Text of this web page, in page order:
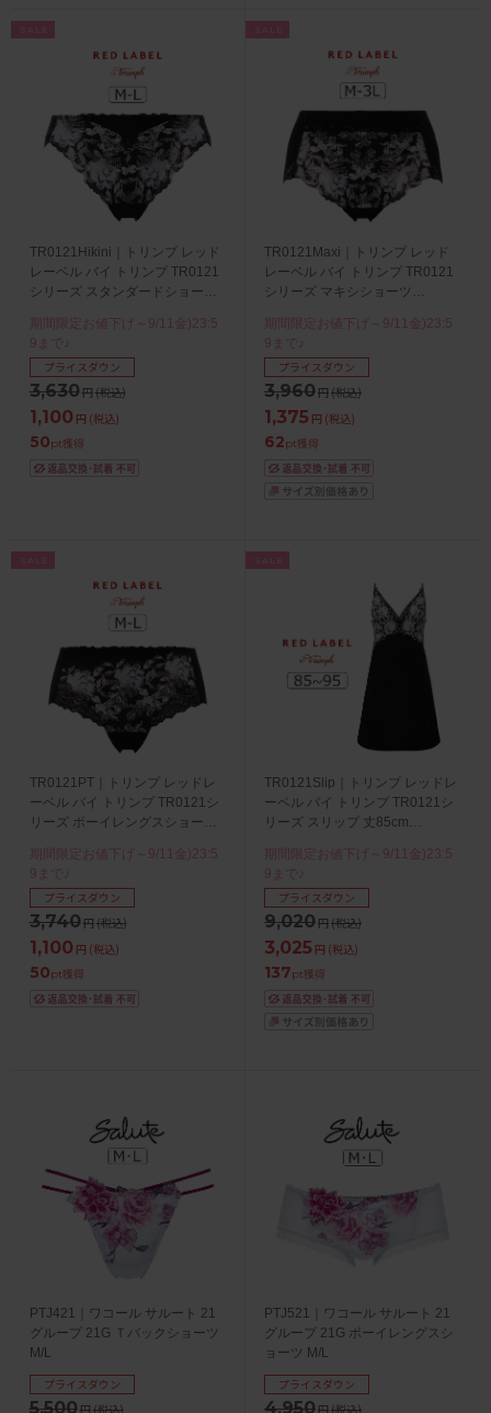
SALE
TR0121Hikini｜トリンプ レッド
レーベル バイ トリンプ TR0121
シリーズ スタンダードショーツ
期間限定お値下げ～9/11金)23:5
9まで♪
3,630円(税込)
プライスダウン
1,100 円 (税込)
50pt獲得
SALE
TR0121Maxi｜トリンプ レッド
レーベル バイ トリンプ TR0121
シリーズ マキシショーツ
期間限定お値下げ～9/11金)23:5
9まで♪
3,960円(税込)
プライスダウン
1,375 円 (税込)
62pt獲得
SALE
TR0121PT｜トリンプ レッドレ
ーベル バイ トリンプ TR0121シ
リーズ ボーイレングスショーツ
期間限定お値下げ～9/11金)23:5
9まで♪
3,740円(税込)
プライスダウン
1,100 円 (税込)
50pt獲得
SALE
TR0121Slip｜トリンプ レッドレ
ーベル バイ トリンプ TR0121シ
リーズ スリップ 丈85cm
期間限定お値下げ～9/11金)23:5
9まで♪
9,020円(税込)
プライスダウン
3,025 円 (税込)
137pt獲得
PTJ421｜ワコール サルート 21
グループ 21G Ｔバックショーツ
M/L
5,500円(税込)
プライスダウン
PTJ521｜ワコール サルート 21
グループ 21G ボーイレングスシ
ョーツ M/L
4,950円(税込)
プライスダウン